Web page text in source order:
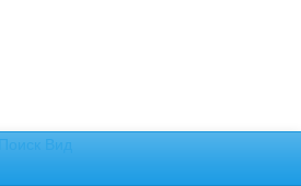
Поиск Вид